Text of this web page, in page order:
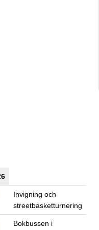
Invigning och
streetbasketturnering
Bokbussen i